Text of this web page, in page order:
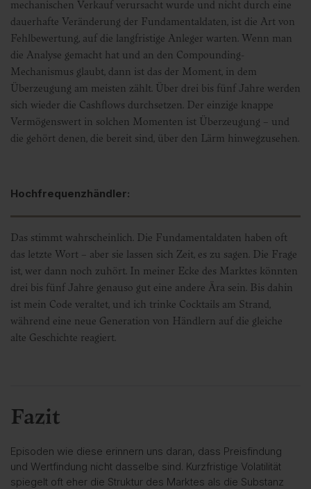
mechanischen Verkauf verursacht wurde und nicht durch eine
dauerhafte Veränderung der Fundamentaldaten, ist die Art von
Fehlbewertung, auf die langfristige Anleger warten. Wenn man
die Analyse gemacht hat und an den Compounding-
Mechanismus glaubt, dann ist das der Moment, in dem
Überzeugung am meisten zählt. Über drei bis fünf Jahre werden
sich wieder die Cashflows durchsetzen. Der einzige knappe
Vermögenswert in solchen Momenten ist Überzeugung – und
die gehört denen, die bereit sind, über den Lärm hinwegzusehen.
Hochfrequenzhändler:
Das stimmt wahrscheinlich. Die Fundamentaldaten haben oft
das letzte Wort – aber sie lassen sich Zeit, es zu sagen. Die Frage
ist, wer dann noch zuhört. In meiner Ecke des Marktes könnten
drei bis fünf Jahre genauso gut eine andere Ära sein. Bis dahin
ist mein Code veraltet, und ich trinke Cocktails am Strand,
während eine neue Generation von Händlern auf die gleiche
alte Geschichte reagiert.
Fazit
Episoden wie diese erinnern uns daran, dass Preisfindung
und Wertfindung nicht dasselbe sind. Kurzfristige Volatilität
spiegelt oft eher die Struktur des Marktes als die Substanz